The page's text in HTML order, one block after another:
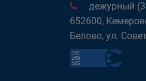
дежурный
652600,
Белово, ул.